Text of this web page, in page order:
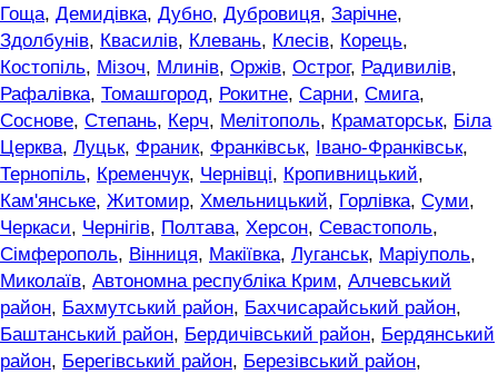
Гоща, Демидівка, Дубно, Дубровиця, Зарічне,
Здолбунів, Квасилів, Клевань, Клесів, Корець,
Костопіль, Мізоч, Млинів, Оржів, Острог, Радивилів,
Рафалівка, Томашгород, Рокитне, Сарни, Смига,
Соснове, Степань, Керч, Мелітополь, Краматорськ, Біла
Церква, Луцьк, Франик, Франківськ, Івано-Франківськ,
Тернопіль, Кременчук, Чернівці, Кропивницький,
Кам'янське, Житомир, Хмельницький, Горлівка, Суми,
Черкаси, Чернігів, Полтава, Херсон, Севастополь,
Сімферополь, Вінниця, Макіївка, Луганськ, Маріуполь,
Миколаїв, Автономна республіка Крим, Алчевський
район, Бахмутський район, Бахчисарайський район,
Баштанський район, Бердичівський район, Бердянський
район, Берегівський район, Березівський район,